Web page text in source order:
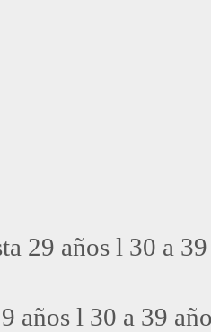
29 años l 30 a
años l 30 a 39